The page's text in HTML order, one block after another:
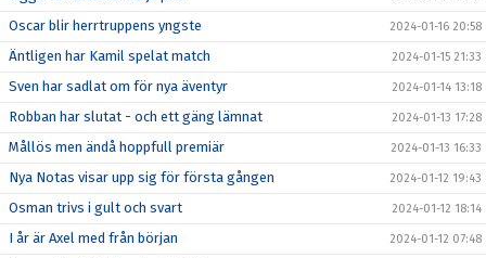
Oscar blir herrtruppens yngste 2024-01-16 20:58
Äntligen har Kamil spelat match 2024-01-15 21:33
Sven har sadlat om för nya äventyr 2024-01-14 13:18
Robban har slutat - och ett gäng lämnat 2024-01-13 17:28
Mållös men ändå hoppfull premiär 2024-01-13 16:33
Nya Notas visar upp sig för första gången 2024-01-12 19:43
Osman trivs i gult och svart 2024-01-12 18:14
I år är Axel med från början 2024-01-12 07:48